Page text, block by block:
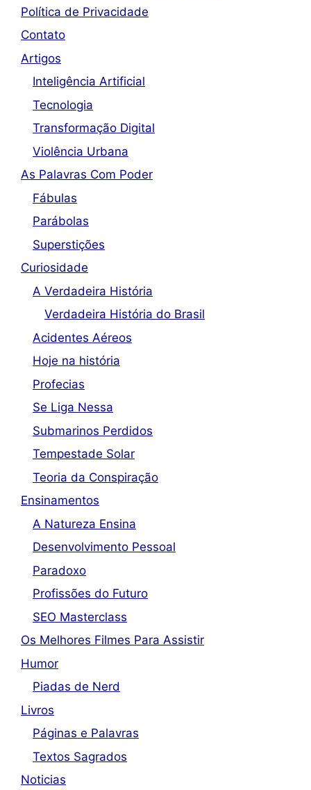
Política de Privacidade
Contato
Artigos
Inteligência Artificial
Tecnologia
Transformação Digital
Violência Urbana
As Palavras Com Poder
Fábulas
Parábolas
Superstições
Curiosidade
A Verdadeira História
Verdadeira História do Brasil
Acidentes Aéreos
Hoje na história
Profecias
Se Liga Nessa
Submarinos Perdidos
Tempestade Solar
Teoria da Conspiração
Ensinamentos
A Natureza Ensina
Desenvolvimento Pessoal
Paradoxo
Profissões do Futuro
SEO Masterclass
Os Melhores Filmes Para Assistir
Humor
Piadas de Nerd
Livros
Páginas e Palavras
Textos Sagrados
Noticias